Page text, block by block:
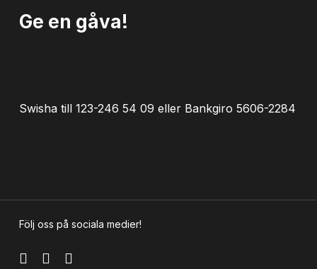
Ge en gåva!
Swisha till 123-246 54 09 eller Bankgiro 5606-2284
Följ oss på sociala medier!
facebookinstagram
tiktok